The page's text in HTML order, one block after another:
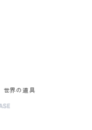
界の道具